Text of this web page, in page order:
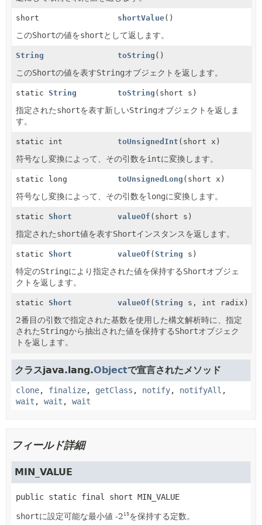
short shortValue()
このShortの値をshortとして返します。
String toString ()
このShortの値を表すStringオブジェクトを返します。
static String toString (short s)
指定されたshortを表す新しいStringオブジェクトを返しま
す。
static int toUnsignedInt (short x)
符号なし変換によって、その引数をintに変換します。
static long toUnsignedLong (short x)
符号なし変換によって、その引数をlongに変換します。
static Short valueOf (short s)
指定されたshort値を表すShortインスタンスを返します。
static Short valueOf (String s)
特定のStringにより指定された値を保持するShortオブジェ
クトを返します。
static Short valueOf (String s, int radix)
2番目の引数で指定された基数を使用した構文解析時に、指定
されたStringから抽出された値を保持するShortオブジェク
トを返します。
クラスjava.lang.Objectで宣言されたメソッド
clone, finalize, getClass , notify, notifyAll ,
wait , wait , wait
フィールド詳細
MIN_VALUE
public static final short MIN_VALUE
shortに設定可能な最小値 -2 15を保持する定数。